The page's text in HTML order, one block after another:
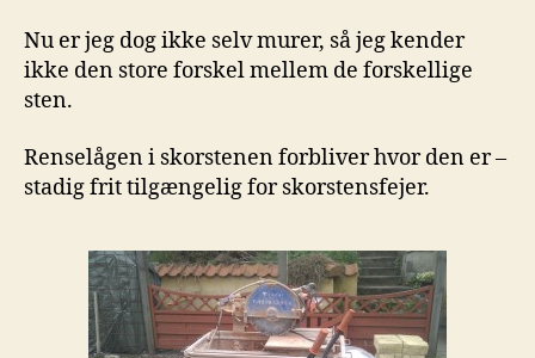
Nu er jeg dog ikke selv murer, så jeg kender
ikke den store forskel mellem de forskellige
sten.
Renselågen i skorstenen forbliver hvor den er –
stadig frit tilgængelig for skorstensfejer.